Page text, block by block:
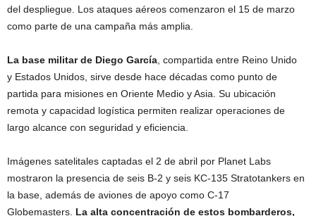
del despliegue. Los ataques aéreos comenzaron el 15 de marzo
como parte de una campaña más amplia.
La base militar de Diego García , compartida entre Reino Unido
y Estados Unidos, sirve desde hace décadas como punto de
partida para misiones en Oriente Medio y Asia. Su ubicación
remota y capacidad logística permiten realizar operaciones de
largo alcance con seguridad y eficiencia.
Imágenes satelitales captadas el 2 de abril por Planet Labs
mostraron la presencia de seis B-2 y seis KC-135 Stratotankers en
la base, además de aviones de apoyo como C-17
Globemasters. La alta concentración de estos bombarderos,